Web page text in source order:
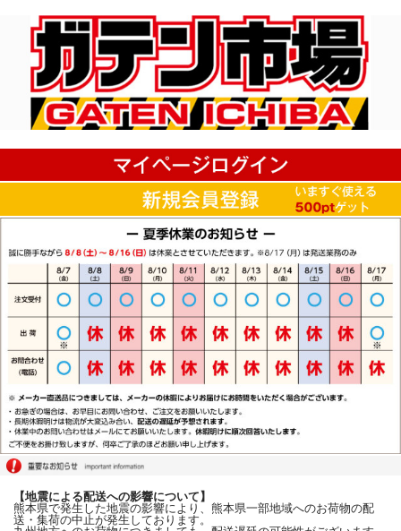
【地震による配送への影響について】
熊本県で発生した地震の影響により、熊本県一部地域へのお荷物の配
送・集荷の中止が発生しております。